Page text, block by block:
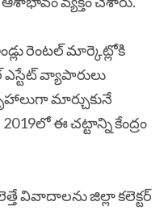
రెంటల్‌ మార్కెట్లోకి
వ్యాపారులు
మార్చుకునే
ఈ చట్టాన్ని కేంద్రం
వివాదాలను జిల్లా కలెక్టర్‌